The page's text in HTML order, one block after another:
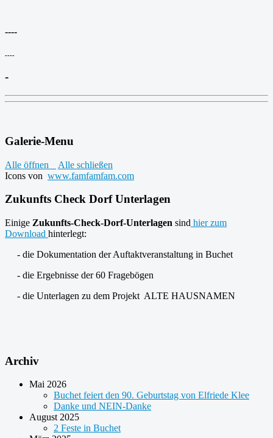
----
----
-
Galerie-Menu
Alle öffnen
Alle schließen
Icons von www.famfamfam.com
Zukunfts Check Dorf Unterlagen
Einige Zukunfts-Check-Dorf-Unterlagen sind hier zum
Download hinterlegt:
- die Dokumentation der Auftaktveranstaltung in Buchet
- die Ergebnisse der 60 Fragebögen
- die Unterlagen zu dem Projekt ALTE HAUSNAMEN
Archiv
Mai 2026
Buchet feiert den 90. Geburtstag von Elfriede Klee
Danke und NEIN-Danke
August 2025
2 Feste in Buchet